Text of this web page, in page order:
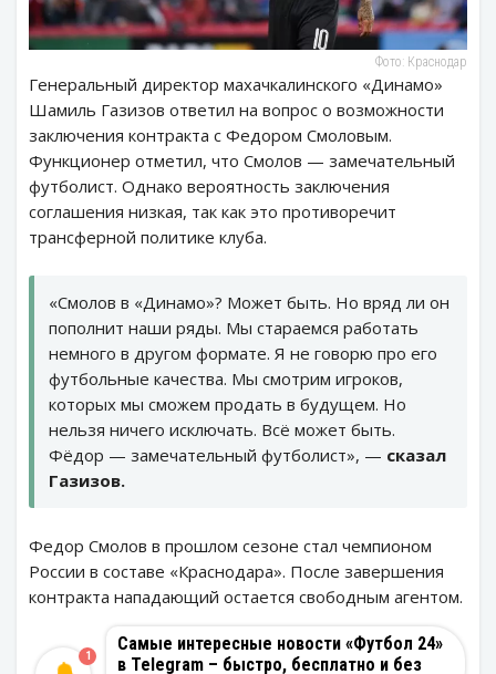
Фото: Краснодар
Генеральный директор махачкалинского «Динамо»
Шамиль Газизов ответил на вопрос о возможности
заключения контракта с Федором Смоловым.
Функционер отметил, что Смолов — замечательный
футболист. Однако вероятность заключения
соглашения низкая, так как это противоречит
трансферной политике клуба.
«Смолов в «Динамо»? Может быть. Но вряд ли он
пополнит наши ряды. Мы стараемся работать
немного в другом формате. Я не говорю про его
футбольные качества. Мы смотрим игроков,
которых мы сможем продать в будущем. Но
нельзя ничего исключать. Всё может быть.
Фёдор — замечательный футболист», — сказал
Газизов.
Федор Смолов в прошлом сезоне стал чемпионом
России в составе «Краснодара». После завершения
контракта нападающий остается свободным агентом.
Самые интересные новости «Футбол 24»
в Telegram – быстро, бесплатно и без
1